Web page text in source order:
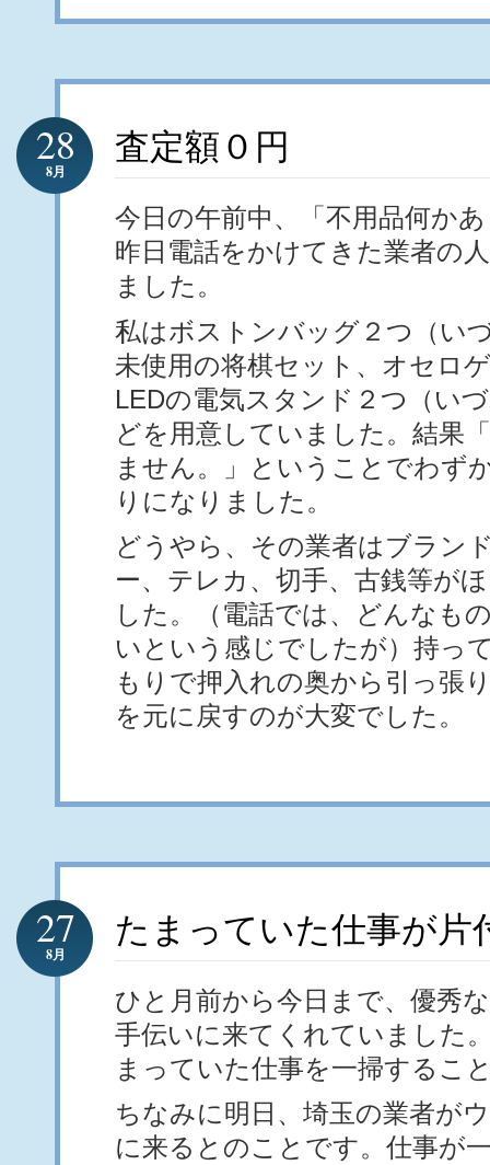
査定額０円
28
8月
今日の午前中、「不用品何か
昨日電話をかけてきた業者の
ました。
私はボストンバッグ２つ（い
未使用の将棋セット、オセロ
LEDの電気スタンド２つ（い
どを用意していました。結果
ません。」ということでわず
りになりました。
どうやら、その業者はブラン
ー、テレカ、切手、古銭等が
した。（電話では、どんなも
いという感じでしたが）持っ
もりで押入れの奥から引っ張
を元に戻すのが大変でした。
たまっていた仕事が片
27
8月
ひと月前から今日まで、優秀
手伝いに来てくれていました
まっていた仕事を一掃するこ
ちなみに明日、埼玉の業者が
に来るとのことです。仕事が